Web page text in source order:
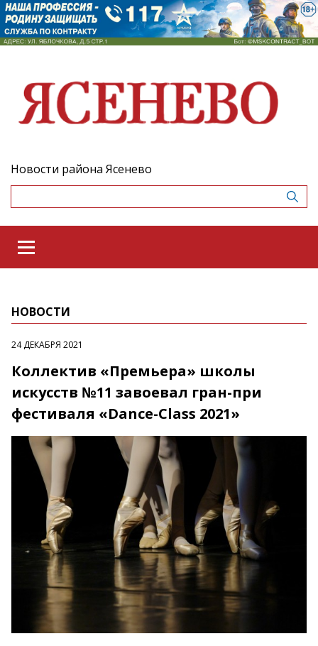
Новости района Ясенево
НОВОСТИ
24 ДЕКАБРЯ 2021
Коллектив «Премьера» школы
искусств №11 завоевал гран-при
фестиваля «Dance-Class 2021»